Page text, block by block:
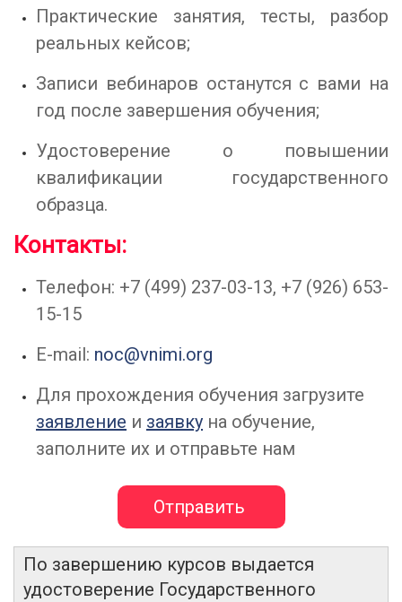
Практические занятия, тесты, разбор
реальных кейсов;
Записи вебинаров останутся с вами на
год после завершения обучения;
Удостоверение о повышении
квалификации государственного
образца.
Контакты:
Телефон: +7 (499) 237-03-13, +7 (926) 653-
15-15
E-mail: noc@vnimi.org
Для прохождения обучения загрузите
заявление и заявку на обучение,
заполните их и отправьте нам
По завершению курсов выдается
удостоверение Государственного